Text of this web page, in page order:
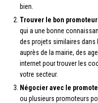
bien.
Trouver le bon promoteur
qui a une bonne
des projets similaires dans
auprès de la mairie, des
internet pour trouver les
votre secteur.
Négocier avec le
ou plusieurs promoteurs